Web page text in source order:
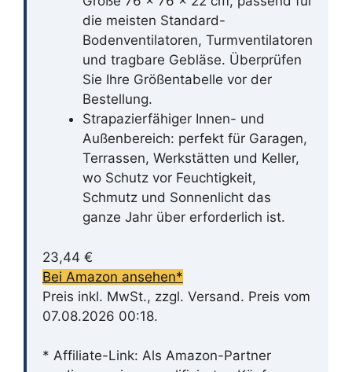
die meisten Standard-
Bodenventilatoren, Turmventilatoren
und tragbare Gebläse. Überprüfen
Sie Ihre Größentabelle vor der
Bestellung.
Strapazierfähiger Innen- und
Außenbereich: perfekt für Garagen,
Terrassen, Werkstätten und Keller,
wo Schutz vor Feuchtigkeit,
Schmutz und Sonnenlicht das
ganze Jahr über erforderlich ist.
23,44 €
Bei Amazon ansehen*
Preis inkl. MwSt., zzgl. Versand. Preis vom
07.08.2026 00:18.
* Affiliate-Link: Als Amazon-Partner